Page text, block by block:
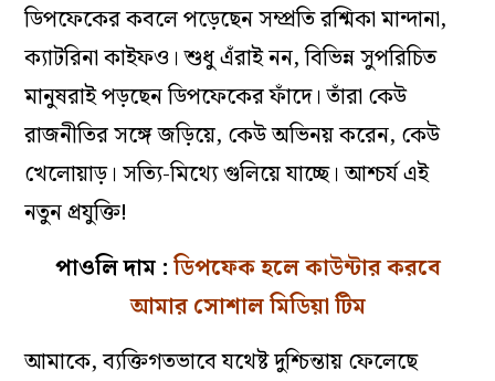
ডিপফেকের কবলে পড়েছেন সম্প্রতি রশ্মিকা মান্দানা,
ক‌্যাটরিনা কাইফও। শুধু এঁরাই নন, বিভিন্ন সুপরিচিত
মানুষরাই পড়ছেন ডিপফেকের ফাঁদে। তাঁরা কেউ
রাজনীতির সঙ্গে জড়িয়ে, কেউ অভিনয় করেন, কেউ
খেলোয়াড়। সত্যি-মিথ্যে গুলিয়ে যাচ্ছে। আশ্চর্য এই
নতুন প্রযুক্তি!
পাওলি দাম :ডিপফেক হলে কাউন্টার করবে
আমার সোশাল মিডিয়া টিম
আমাকে, ব‌্যক্তিগতভাবে যথেষ্ট দুশ্চিন্তায় ফেলেছে